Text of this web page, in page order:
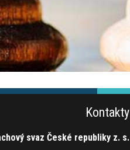
Kontakty
svaz České republiky z. s.